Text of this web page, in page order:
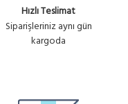
Hızlı Teslimat
Siparişleriniz aynı gün
kargoda